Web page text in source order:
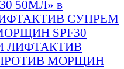
50МЛ» в
СУПРЕМ
SPF30
ЛИФТАКТИВ
МОРЩИН